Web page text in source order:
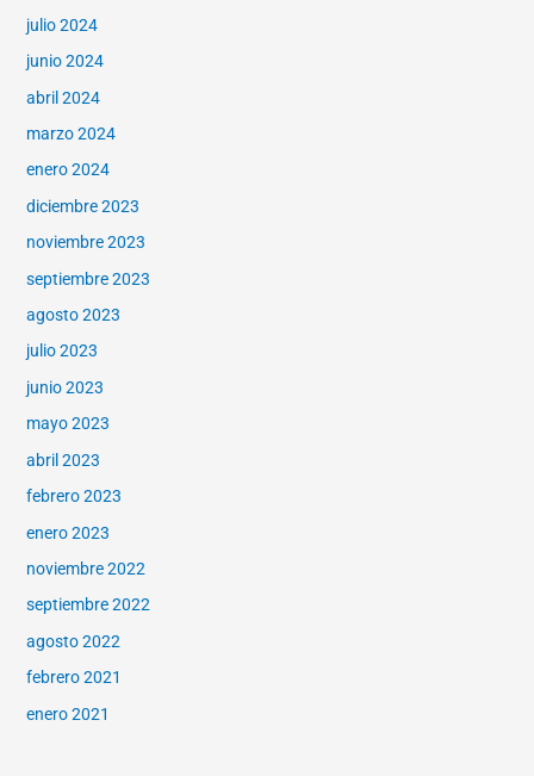
julio 2024
junio 2024
abril 2024
marzo 2024
enero 2024
diciembre 2023
noviembre 2023
septiembre 2023
agosto 2023
julio 2023
junio 2023
mayo 2023
abril 2023
febrero 2023
enero 2023
noviembre 2022
septiembre 2022
agosto 2022
febrero 2021
enero 2021